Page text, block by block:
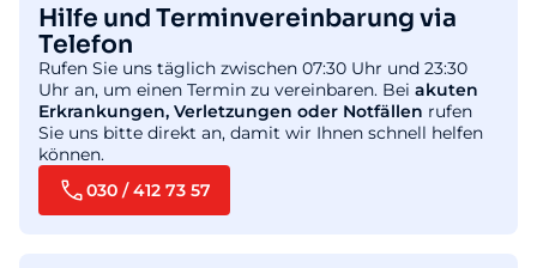
Hilfe und Terminvereinbarung via
Telefon
Rufen Sie uns täglich zwischen 07:30 Uhr und 23:30
Uhr an, um einen Termin zu vereinbaren. Bei akuten
Erkrankungen, Verletzungen oder Notfällen rufen
Sie uns bitte direkt an, damit wir Ihnen schnell helfen
können.
030 / 412 73 57